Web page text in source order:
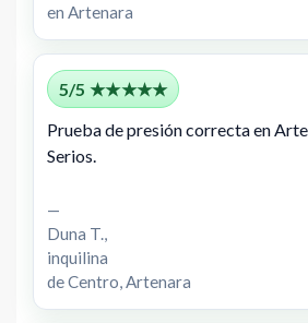
en Artenara
5/5 ★★★★★
Prueba de presión correcta en
Serios.
—
Duna T.,
inquilina
de Centro, Artenara